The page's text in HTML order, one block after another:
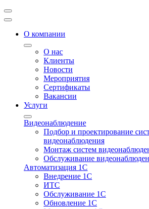
О компании
О нас
Клиенты
Новости
Мероприятия
Сертификаты
Вакансии
Услуги
Видеонаблюдение
Подбор и проектирование
видеонаблюдения
Монтаж систем
Обслуживание
Автоматизация 1С
Внедрение 1С
ИТС
Обслуживание 1С
Обновление 1С